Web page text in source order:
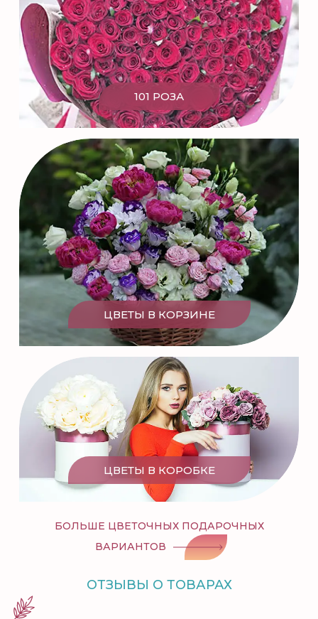
101 РОЗА
ЦВЕТЫ В КОРЗИНЕ
ЦВЕТЫ В КОРОБКЕ
БОЛЬШЕ ЦВЕТОЧНЫХ ПОДАРОЧНЫХ
ВАРИАНТОВ
ОТЗЫВЫ О ТОВАРАХ